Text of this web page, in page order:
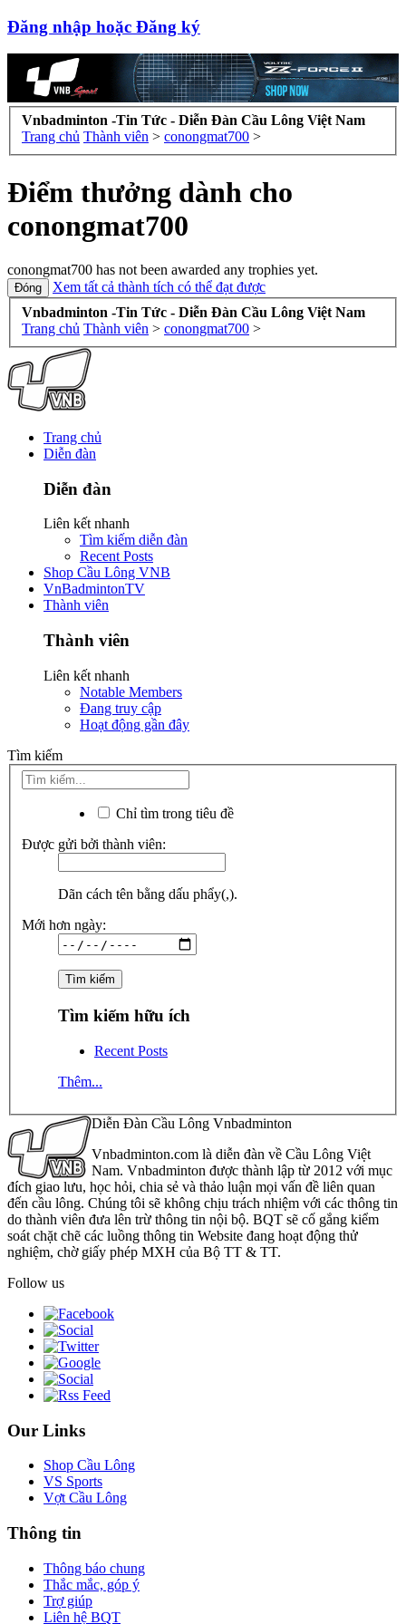
Đăng nhập hoặc Đăng ký
Vnbadminton -Tin Tức - Diễn Đàn Cầu Lông Việt Nam
Trang chủ Thành viên > conongmat700 >
Điểm thưởng dành cho
conongmat700
conongmat700 has not been awarded any trophies yet.
Xem tất cả thành tích có thể đạt được
Vnbadminton -Tin Tức - Diễn Đàn Cầu Lông Việt Nam
Trang chủ Thành viên > conongmat700 >
Trang chủ
Diễn đàn
Diễn đàn
Liên kết nhanh
Tìm kiếm diễn đàn
Recent Posts
Shop Cầu Lông VNB
VnBadmintonTV
Thành viên
Thành viên
Liên kết nhanh
Notable Members
Đang truy cập
Hoạt động gần đây
Tìm kiếm
Chỉ tìm trong tiêu đề
Được gửi bởi thành viên:
Dãn cách tên bằng dấu phẩy(,).
Mới hơn ngày:
Tìm kiếm hữu ích
Recent Posts
Thêm...
Diễn Đàn Cầu Lông Vnbadminton
Vnbadminton.com là diễn đàn về Cầu Lông Việt
Nam. Vnbadminton được thành lập từ 2012 với mục
đích giao lưu, học hỏi, chia sẻ và thảo luận mọi vấn đề liên quan
đến cầu lông. Chúng tôi sẽ không chịu trách nhiệm với các thông tin
do thành viên đưa lên trừ thông tin nội bộ. BQT sẽ cố gắng kiểm
soát chặt chẽ các luồng thông tin Website đang hoạt động thử
nghiệm, chờ giấy phép MXH của Bộ TT & TT.
Follow us
Our Links
Shop Cầu Lông
VS Sports
Vợt Cầu Lông
Thông tin
Thông báo chung
Thắc mắc, góp ý
Trợ giúp
Liên hệ BQT